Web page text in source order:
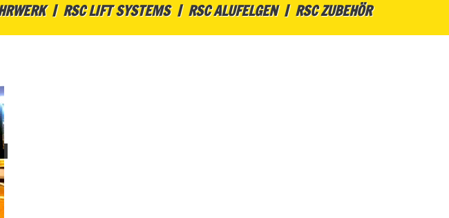
RSC LIFT SYSTEMS RSC ALUFELGEN RSC ZUBEHÖR